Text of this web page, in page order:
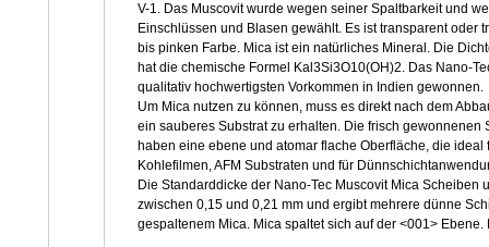
V-1. Das Muscovit wurde wegen seiner Spaltbarkeit und
Einschlüssen und Blasen gewählt. Es ist transparent oder
bis pinken Farbe. Mica ist ein natürliches Mineral. Die
hat die chemische Formel Kal3Si3O10(OH)2. Das Nano-
qualitativ hochwertigsten Vorkommen in Indien gewonnen.
Um Mica nutzen zu können, muss es direkt nach dem
ein sauberes Substrat zu erhalten. Die frisch gewonnenen
haben eine ebene und atomar flache Oberfläche, die ideal
Kohlefilmen, AFM Substraten und für
Die Standarddicke der Nano-Tec Muscovit Mica Scheiben
zwischen 0,15 und 0,21 mm und ergibt mehrere dünne
gespaltenem Mica. Mica spaltet sich auf der <001>